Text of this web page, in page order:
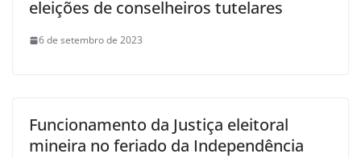
eleições de conselheiros tutelares
6 de setembro de 2023
Funcionamento da Justiça eleitoral
mineira no feriado da Independência